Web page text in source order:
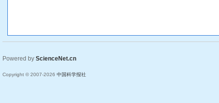
Powered by ScienceNet.cn
Copyright © 2007-2026 中国科学报社